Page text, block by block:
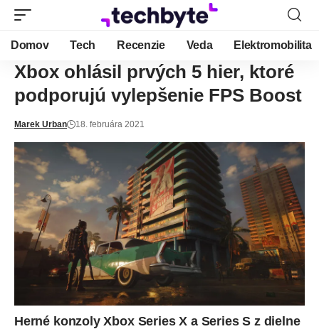
Domov Tech Recenzie Veda Elektromobilita
Xbox ohlásil prvých 5 hier, ktoré
podporujú vylepšenie FPS Boost
Marek Urban 18. februára 2021
Herné konzolyXbox Series X a Series S z dielne